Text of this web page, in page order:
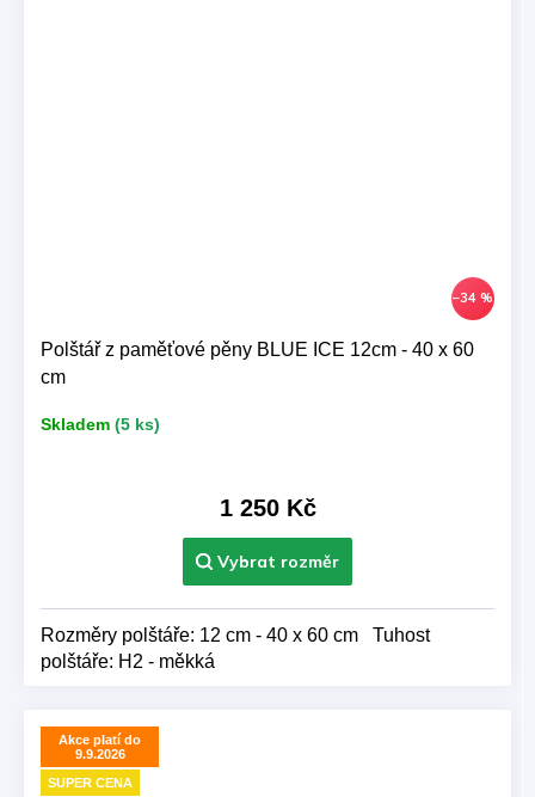
–34 %
Polštář z paměťové pěny BLUE ICE 12cm - 40 x 60
cm
Skladem (5 ks)
1 250 Kč
Rozměry polštáře: 12 cm - 40 x 60 cm Tuhost
polštáře: H2 - měkká
Akce platí do
9.9.2026
SUPER CENA